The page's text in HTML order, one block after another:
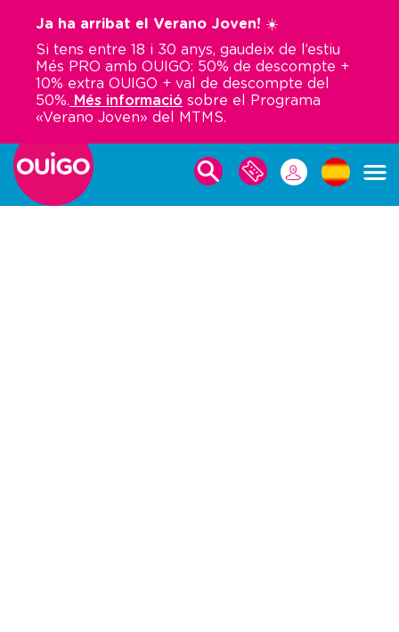
contingut
Ja ha arribat el Verano Joven! ☀️
Si tens entre 18 i 30 anys, gaudeix de l’estiu
Més PRO amb OUIGO: 50% de descompte +
10% extra OUIGO + val de descompte del
50%. Més informació sobre el Programa
«Verano Joven» del MTMS.
PER
FER
LES
MEVES